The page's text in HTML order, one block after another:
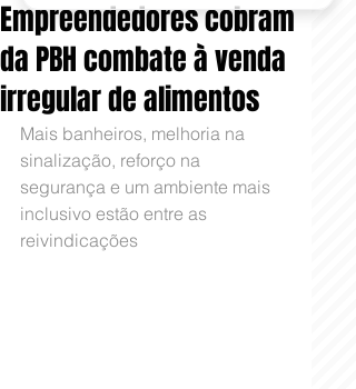
Empreendedores cobram
da PBH combate à venda
irregular de alimentos
Mais banheiros, melhoria na
sinalização, reforço na
segurança e um ambiente mais
inclusivo estão entre as
reivindicações